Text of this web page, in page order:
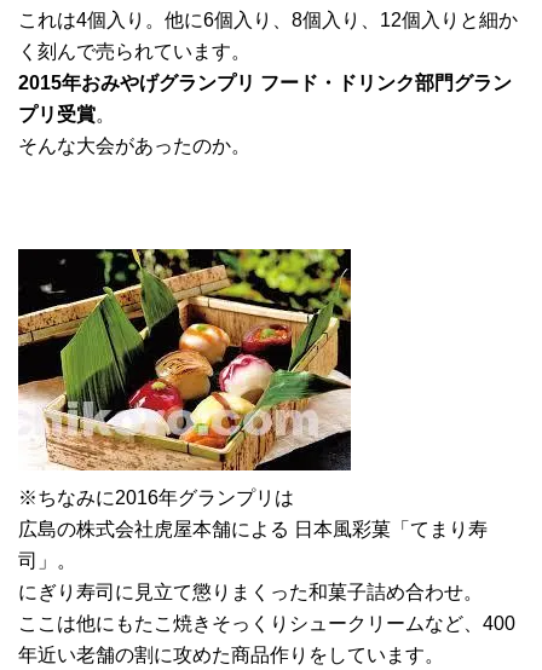
これは4個入り。他に6個入り、8個入り、12個入りと細か
く刻んで売られています。
2015年おみやげグランプリ フード・ドリンク部門グラン
プリ受賞。
そんな大会があったのか。
※ちなみに2016年グランプリは
広島の株式会社虎屋本舗による 日本風彩菓「てまり寿
司」。
にぎり寿司に見立て懲りまくった和菓子詰め合わせ。
ここは他にもたこ焼きそっくりシュークリームなど、400
年近い老舗の割に攻めた商品作りをしています。